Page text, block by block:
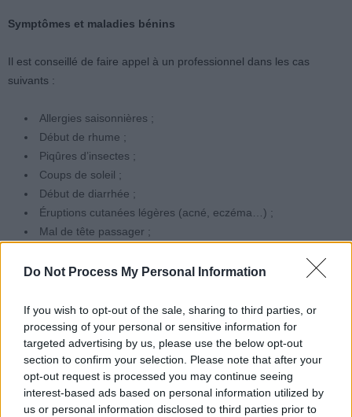
Do Not Process My Personal Information
If you wish to opt-out of the sale, sharing to third parties, or
processing of your personal or sensitive information for
targeted advertising by us, please use the below opt-out
section to confirm your selection. Please note that after your
opt-out request is processed you may continue seeing
interest-based ads based on personal information utilized by
us or personal information disclosed to third parties prior to
Symptômes et maladies bénins
Il est conseillé de faire appel à un professionnel dans les cas
suivants :
Allergies saisonnières ;
Début de rhume ;
Piqûres d’insectes ;
Coups de soleil ;
Début de diarrhée ;
Éruptions cutanées légères (acné, eczéma…) ;
Mal de tête passager ;
si vos symptômes nécessitent une consultation médicale ou si un
traitement en automédication suffit.
Les interactions médicamenteuses
Le rôle du pharmacien reste essentiel pour éviter d’éventuelles